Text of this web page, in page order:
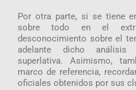
Por otra parte, si se tiene
sobre todo en el
desconocimiento sobre el
adelante dicho análisis
superlativa. Asimismo,
marco de referencia,
oficiales obtenidos por sus